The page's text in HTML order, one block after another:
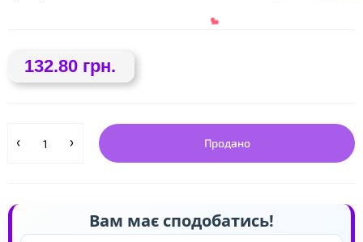
132.80 грн.
Продано
Вам має сподобатись!
❤